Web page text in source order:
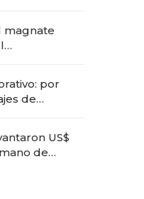
magnate
por
de
experiencias
US$
de